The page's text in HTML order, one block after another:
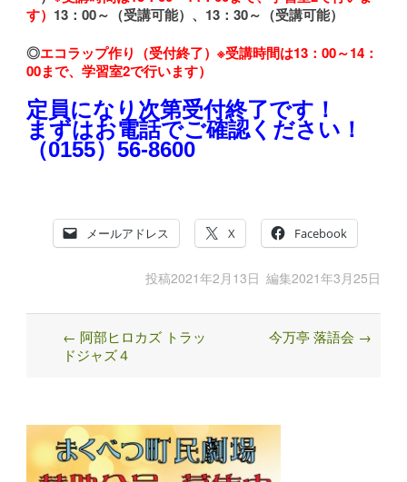
す） 13：00～（受講可能）、13：30～（受講可能）
◎エコラップ作り（受付終了）※受講時間は13：00～14：
00まで、学習室2で行います）
定員になり次第受付終了です！
まずはお電話でご確認ください！
（0155）56-8600
メールアドレス X Facebook
投稿2021年2月13日 編集2021年3月25日
Post
navigation
← 阿部ヒロカズ トラッ
ドジャズ４
今万亭 落語会 →